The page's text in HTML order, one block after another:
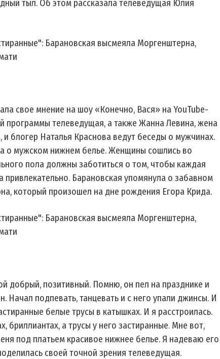
тыл. Об этом рассказала телеведущая Юлия
свое мнение на шоу «Конечно, Вася» на YouTube-
программы телеведущая, а также Жанна Левина, жена
блогер Наталья Краснова ведут беседы о мужчинах.
о мужском нижнем белье. Женщины сошлись во
пола должны заботиться о том, чтобы каждая
привлекательно. Барановская упомянула о забавном
который произошел на дне рождения Егора Крида.
добрый, позитивный. Помню, он пел на празднике и
Начал подпевать, танцевать и с него упали джинсы. И
белые трусы в катышках. И я расстроилась.
бриллиантах, а трусы у него застиранные. Мне вот,
под платьем красивое нижнее белье. Я надеваю его
своей точной зрения телеведущая.